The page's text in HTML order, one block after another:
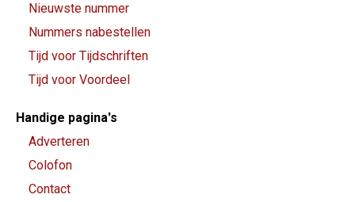
Nieuwste nummer
Nummers nabestellen
Tijd voor Tijdschriften
Tijd voor Voordeel
Handige pagina's
Adverteren
Colofon
Contact